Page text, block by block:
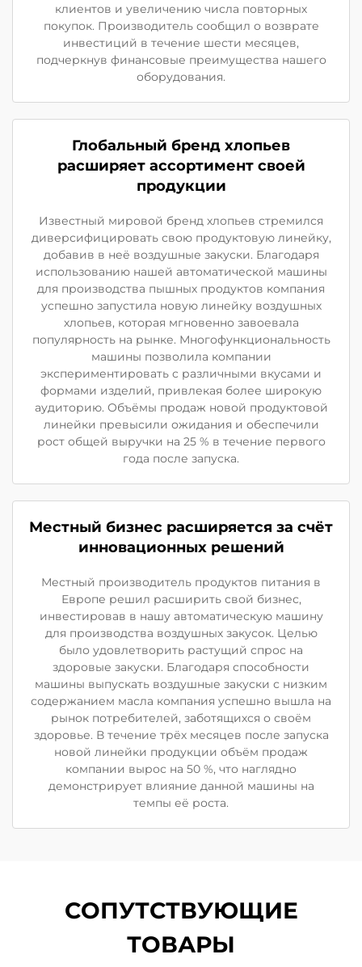
клиентов и увеличению числа повторных
покупок. Производитель сообщил о возврате
инвестиций в течение шести месяцев,
подчеркнув финансовые преимущества нашего
оборудования.
Глобальный бренд хлопьев
расширяет ассортимент своей
продукции
Известный мировой бренд хлопьев стремился
диверсифицировать свою продуктовую линейку,
добавив в неё воздушные закуски. Благодаря
использованию нашей автоматической машины
для производства пышных продуктов компания
успешно запустила новую линейку воздушных
хлопьев, которая мгновенно завоевала
популярность на рынке. Многофункциональность
машины позволила компании
экспериментировать с различными вкусами и
формами изделий, привлекая более широкую
аудиторию. Объёмы продаж новой продуктовой
линейки превысили ожидания и обеспечили
рост общей выручки на 25 % в течение первого
года после запуска.
Местный бизнес расширяется за счёт
инновационных решений
Местный производитель продуктов питания в
Европе решил расширить свой бизнес,
инвестировав в нашу автоматическую машину
для производства воздушных закусок. Целью
было удовлетворить растущий спрос на
здоровые закуски. Благодаря способности
машины выпускать воздушные закуски с низким
содержанием масла компания успешно вышла на
рынок потребителей, заботящихся о своём
здоровье. В течение трёх месяцев после запуска
новой линейки продукции объём продаж
компании вырос на 50 %, что наглядно
демонстрирует влияние данной машины на
темпы её роста.
СОПУТСТВУЮЩИЕ
ТОВАРЫ